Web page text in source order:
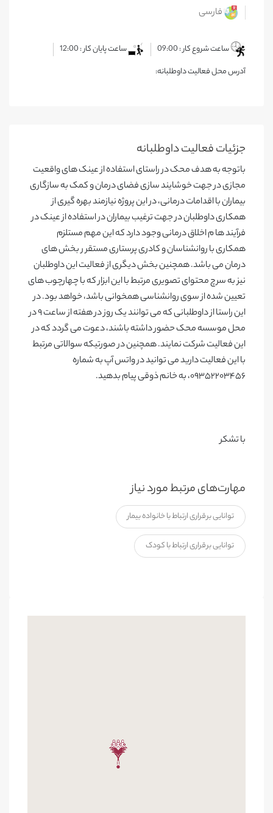
فارسی
ساعت شروع کار : 09:00
ساعت پایان کار : 12:00
آدرس محل فعالیت داوطلبانه:
جزئیات فعالیت‌ داوطلبانه
باتوجه به هدف محک در راستای استفاده از عینک های واقعیت
مجازی در جهت خوشایند سازی فضای درمان و کمک به سازگاری
بیماران با اقدامات درمانی، در این پروژه نیازمند بهره گیری از
همکاری داوطلبان در جهت ترغیب بیماران در استفاده از عینک در
فرآیند ها م اخلاق درمانی وجود دارد که این مهم مستلزم
همکاری با روانشناسان و کادری پرستاری مستقر ر بخش های
درمان می باشد. همچنین بخش دیگری از فعالیت این داوطلبان
نیز به سرچ محتوای تصویری مرتبط با این ابزار که با چهارچوب های
تعیین شده از سوی روانشناسی همخوانی باشد، خواهد بود. در
این راستا از داوطلبانی که می توانند یک روز در هفته از ساعت ۹ در
محل موسسه محک حضور داشته باشند، دعوت می گردد که در
این فعالیت شرکت نمایند. همچنین در صورتیکه سوالاتی مرتبط
با این فعالیت دارید می توانید در واتس آپ به شماره
۰۹۳۵۲۲۰۳۴۵۶، به خانم ذوقی پیام بدهید.
با تشکر
مهارت‌های مرتبط مورد نیاز
توانایی برقراری ارتباط با خانواده بیمار
توانایی برقراری ارتباط با کودک